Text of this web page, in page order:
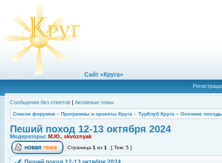
Сайт «Круга»
Сообщения без ответов | Активные темы
Список форумов » Программы и проекты Круга » ТурКлуб Круга » Осенние
Пеший поход 12-13 октября 2024
Модераторы: М.Ю., skvoznyak
Страница 1 из 1 [ Тем: 5 ]